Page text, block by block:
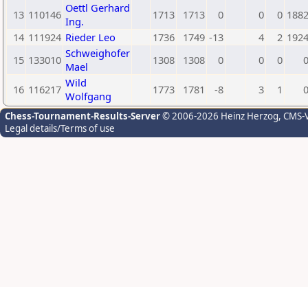
13 110146 Oettl Gerhard
Ing.
1713 1713 0 0 0 1882
14 111924 Rieder Leo 1736 1749 -13 4 2 1924
15 133010 Schweighofer
Mael
1308 1308 0 0 0 0
16 116217 Wild
Wolfgang
1773 1781 -8 3 1 0
Chess-Tournament-Results-Server© 2006-2026 Heinz Herzog,
Legal details/Terms of use